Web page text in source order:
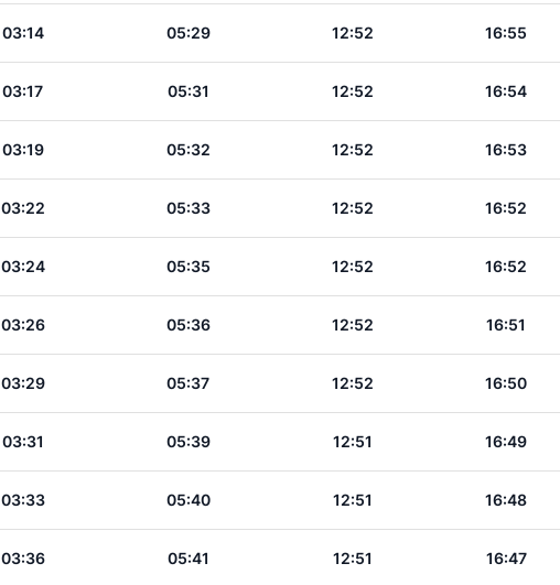
03:14 05:29 12:52 16:55
03:17 05:31 12:52 16:54
03:19 05:32 12:52 16:53
03:22 05:33 12:52 16:52
03:24 05:35 12:52 16:52
03:26 05:36 12:52 16:51
03:29 05:37 12:52 16:50
03:31 05:39 12:51 16:49
03:33 05:40 12:51 16:48
03:36 05:41 12:51 16:47